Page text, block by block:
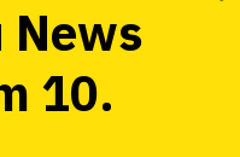
News
10.